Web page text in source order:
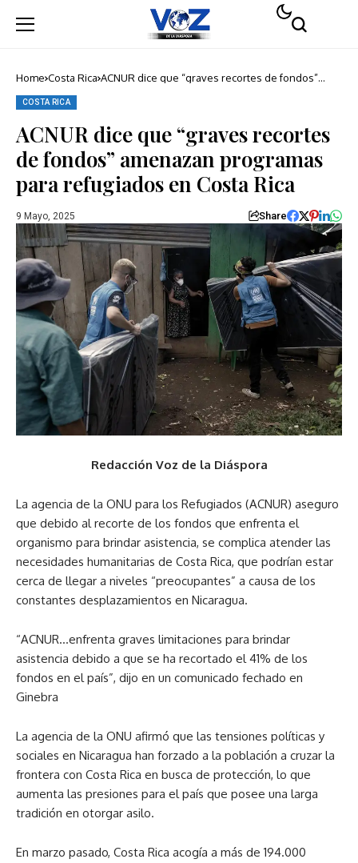
Home Costa Rica ACNUR dice que “graves recortes de fondos”
COSTA RICA
ACNUR dice que “graves recortes
de fondos” amenazan programas
para refugiados en Costa Rica
9 Mayo, 2025 Share
Redacción Voz de la Diáspora
La agencia de la ONU para los Refugiados (ACNUR) aseguro
que debido al recorte de los fondos que enfrenta el
organismo para brindar asistencia, se complica atender las
necesidades humanitarias de Costa Rica, que podrían estar
cerca de llegar a niveles “preocupantes” a causa de los
constantes desplazamientos en Nicaragua.
“ACNUR…enfrenta graves limitaciones para brindar
asistencia debido a que se ha recortado el 41% de los
fondos en el país”, dijo en un comunicado fechado en
Ginebra
La agencia de la ONU afirmó que las tensiones políticas y
sociales en Nicaragua han forzado a la población a cruzar la
frontera con Costa Rica en busca de protección, lo que
aumenta las presiones para el país que posee una larga
tradición en otorgar asilo.
En marzo pasado, Costa Rica acogía a más de 194.000